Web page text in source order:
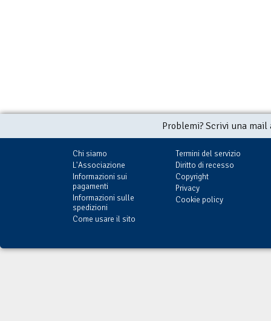
Problemi? Scrivi una
Chi siamo
L'Associazione
Informazioni sui
pagamenti
Informazioni sulle
spedizioni
Come usare il sito
Termini del servizio
Diritto di recesso
Copyright
Privacy
Cookie policy